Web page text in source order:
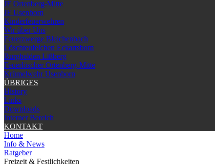
JF Ortenberg-Mitte
JF Usenborn
Kinderfeuerwehren
Wir über Uns
Feuerzwerge Bleichenbach
Löschteufelchen Eckartsborn
Burghelden Lißberg
Feuerlöscher Ortenberg-Mitte
Krümelwehr Usenborn
ÜBRIGES
History
Links
Downloads
Interner Bereich
KONTAKT
Home
Info & News
Ratgeber
Freizeit & Festlichkeiten